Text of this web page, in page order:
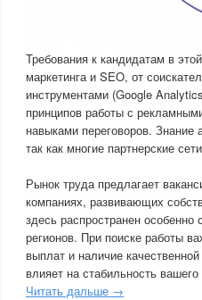
Требования к кандидатам в
маркетинга и SEO, от
инструментами (Google
принципов работы с
навыками переговоров. Знание
так как многие партнерские
Рынок труда предлагает
компаниях, развивающих
здесь распространен
регионов. При поиске работы
выплат и наличие
влияет на стабильность
Читать дальше →